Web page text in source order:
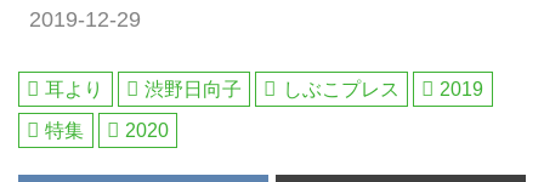
メントコースです。毎日出発でき
る2日間の沖縄ゴルフ旅行です。
ザ・サザンリンクスGC]2日間
2019-12-29
耳より 渋野日向子 しぶこプレス
2019
特集
2020